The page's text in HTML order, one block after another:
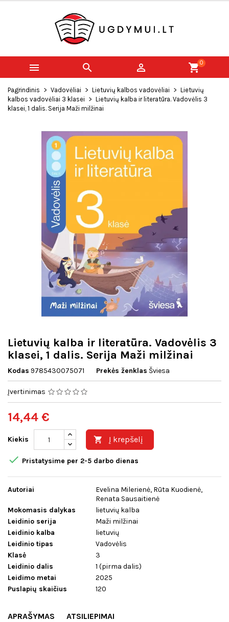
   shopping_cart0
Pagrindinis Vadovėliai Lietuvių kalbos vadovėliai
Lietuvių
kalbos vadovėliai 3 klasei
Lietuvių kalba ir literatūra. Vadovėlis 3
klasei, 1 dalis. Serija Maži milžinai
Lietuvių kalba ir literatūra. Vadovėlis 3
klasei, 1 dalis. Serija Maži milžinai
Kodas 9785430075071 Prekės ženklas Šviesa
Įvertinimas
14,44 €
Kiekis  Į krepšelį
 Pristatysime per 2-5 darbo dienas
Autoriai
Evelina Milerienė, Rūta Kuodienė,
Renata Sausaitienė
Mokomasis dalykas
lietuvių kalba
Leidinio serija
Maži milžinai
Leidinio kalba
lietuvių
Leidinio tipas
Vadovėlis
Klasė
3
Leidinio dalis
1 (pirma dalis)
Leidimo metai
2025
Puslapių skaičius
120
APRAŠYMAS ATSILIEPIMAI